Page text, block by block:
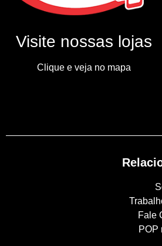
Visite nossas lojas
Clique e veja no mapa
Fale
POP